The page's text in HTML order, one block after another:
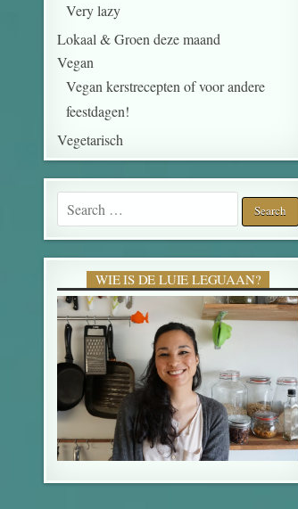
Very lazy
Lokaal & Groen deze maand
Vegan
Vegan kerstrecepten of voor andere
feestdagen!
Vegetarisch
Search for:
WIE IS DE LUIE LEGUAAN?